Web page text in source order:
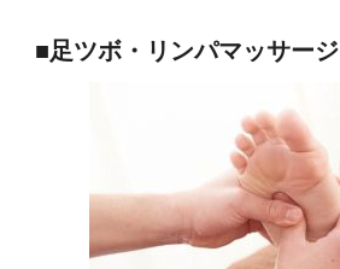
■足ツボ・リンパマッサージ